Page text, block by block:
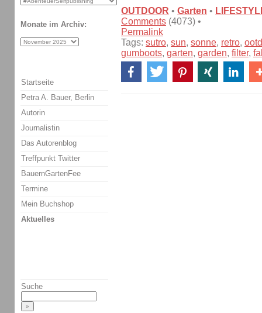
OUTDOOR • Garten •
Comments (4073) •
Permalink
Tags: sutro, sun, sonne, retro, ootd
gumboots, garten, garden, filter,
Monate im Archiv:
Startseite
Petra A. Bauer, Berlin
Autorin
Journalistin
Das Autorenblog
Treffpunkt Twitter
BauernGartenFee
Termine
Mein Buchshop
Aktuelles
Suche